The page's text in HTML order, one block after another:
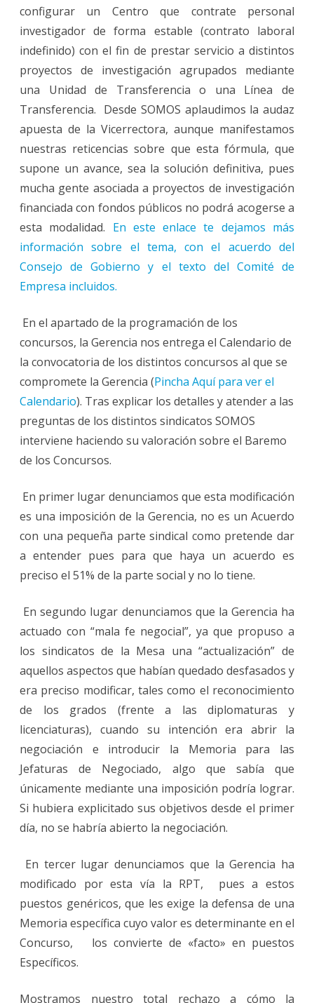
configurar un Centro que contrate personal
investigador de forma estable (contrato laboral
indefinido) con el fin de prestar servicio a distintos
proyectos de investigación agrupados mediante
una Unidad de Transferencia o una Línea de
Transferencia. Desde SOMOS aplaudimos la audaz
apuesta de la Vicerrectora, aunque manifestamos
nuestras reticencias sobre que esta fórmula, que
supone un avance, sea la solución definitiva, pues
mucha gente asociada a proyectos de investigación
financiada con fondos públicos no podrá acogerse a
esta modalidad. En este enlace te dejamos más
información sobre el tema, con el acuerdo del
Consejo de Gobierno y el texto del Comité de
Empresa incluidos.
En el apartado de la programación de los
concursos, la Gerencia nos entrega el Calendario de
la convocatoria de los distintos concursos al que se
compromete la Gerencia (Pincha Aquí para ver el
Calendario). Tras explicar los detalles y atender a las
preguntas de los distintos sindicatos SOMOS
interviene haciendo su valoración sobre el Baremo
de los Concursos.
En primer lugar denunciamos que esta modificación
es una imposición de la Gerencia, no es un Acuerdo
con una pequeña parte sindical como pretende dar
a entender pues para que haya un acuerdo es
preciso el 51% de la parte social y no lo tiene.
En segundo lugar denunciamos que la Gerencia ha
actuado con “mala fe negocial”, ya que propuso a
los sindicatos de la Mesa una “actualización” de
aquellos aspectos que habían quedado desfasados y
era preciso modificar, tales como el reconocimiento
de los grados (frente a las diplomaturas y
licenciaturas), cuando su intención era abrir la
negociación e introducir la Memoria para las
Jefaturas de Negociado, algo que sabía que
únicamente mediante una imposición podría lograr.
Si hubiera explicitado sus objetivos desde el primer
día, no se habría abierto la negociación.
En tercer lugar denunciamos que la Gerencia ha
modificado por esta vía la RPT, pues a estos
puestos genéricos, que les exige la defensa de una
Memoria específica cuyo valor es determinante en el
Concurso, los convierte de «facto» en puestos
Específicos.
Mostramos nuestro total rechazo a cómo la